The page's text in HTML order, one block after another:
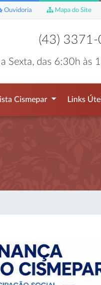
Mapa do Site
Ouvidoria
(43)
a Sexta, das 6:30h às
Cismepar Links